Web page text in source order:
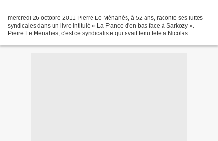
mercredi 26 octobre 2011 Pierre Le Ménahès, à 52 ans, raconte ses luttes
syndicales dans un livre intitulé « La France d'en bas face à Sarkozy ».
Pierre Le Ménahès, c'est ce syndicaliste qui avait tenu tête à Nicolas